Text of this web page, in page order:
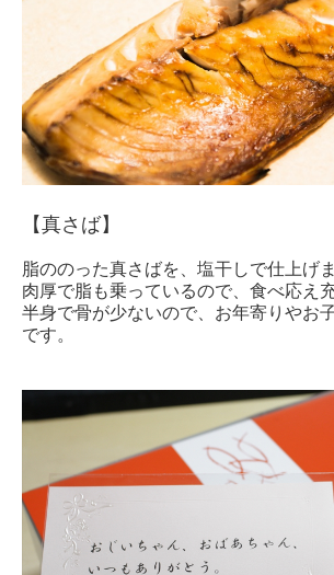
【真さば】
脂ののった真さばを、塩干しで仕上げま
肉厚で脂も乗っているので、食べ応え充
半身で骨が少ないので、お年寄りやお
です。